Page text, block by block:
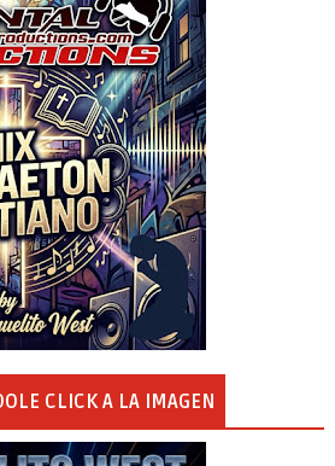
CLICK A LA IMAGEN